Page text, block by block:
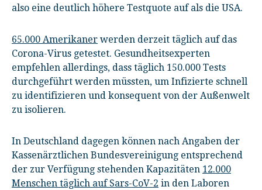
also eine deutlich höhere Testquote auf als die USA.
65.000 Amerikaner werden derzeit täglich auf das
Corona-Virus getestet. Gesundheitsexperten
empfehlen allerdings, dass täglich 150.000 Tests
durchgeführt werden müssten, um Infizierte schnell
zu identifizieren und konsequent von der Außenwelt
zu isolieren.
In Deutschland dagegen können nach Angaben der
Kassenärztlichen Bundesvereinigung entsprechend
der zur Verfügung stehenden Kapazitäten 12.000
Menschen täglich auf Sars-CoV-2 in den Laboren